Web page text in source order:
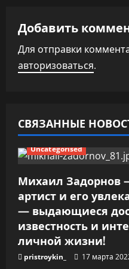
я
п
о
а
п
и
с
я
м
Добавить
Для отправки
авторизоваться.
СВЯЗАННЫЕ
Uncategorised
Михаил Задорнов
артист и его
— выдающиеся
известность и
личной жизни!
pristroykin_ 17 марта